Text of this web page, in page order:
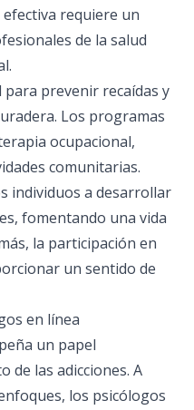
requiere un
de la salud
para prevenir recaídas y
Los programas
ocupacional,
comunitarias.
individuos a desarrollar
fomentando una vida
la participación en
un sentido de
en línea
un papel
de las adicciones. A
los psicólogos